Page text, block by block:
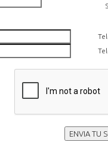
ENVIA TU